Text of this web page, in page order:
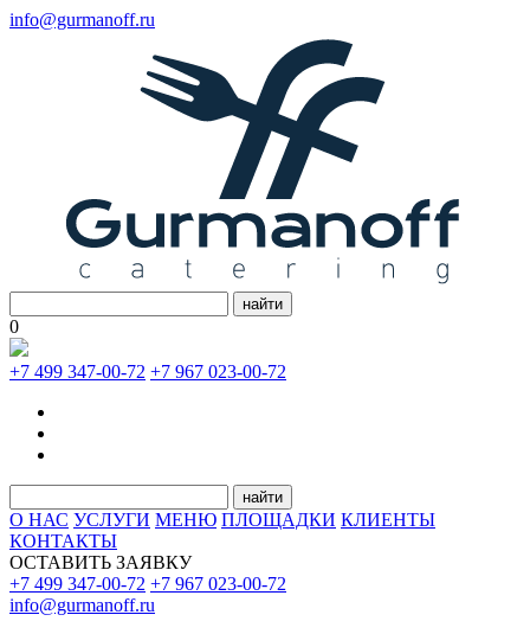
info@gurmanoff.ru
найти
0
+7 499 347-00-72 +7 967 023-00-72
найти
О НАС УСЛУГИ МЕНЮ ПЛОЩАДКИ КЛИЕНТЫ
КОНТАКТЫ
ОСТАВИТЬ ЗАЯВКУ
+7 499 347-00-72 +7 967 023-00-72
info@gurmanoff.ru